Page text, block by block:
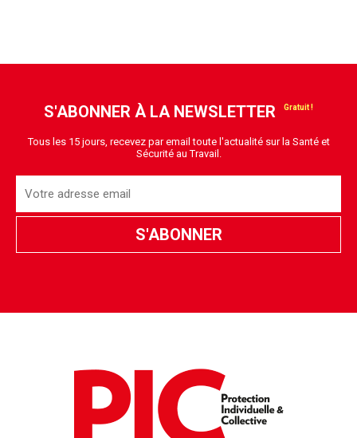
S'ABONNER À LA NEWSLETTER
Tous les 15 jours, recevez par email toute l'actualité sur la Santé et
Sécurité au Travail.